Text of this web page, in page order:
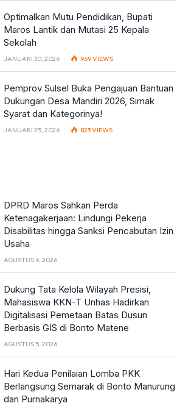
Optimalkan Mutu Pendidikan, Bupati
Maros Lantik dan Mutasi 25 Kepala
Sekolah
JANUARI 30, 2026 969VIEWS
Pemprov Sulsel Buka Pengajuan Bantuan
Dukungan Desa Mandiri 2026, Simak
Syarat dan Kategorinya!
JANUARI 25, 2026 823VIEWS
DPRD Maros Sahkan Perda
Ketenagakerjaan: Lindungi Pekerja
Disabilitas hingga Sanksi Pencabutan Izin
Usaha
AGUSTUS 6, 2026
Dukung Tata Kelola Wilayah Presisi,
Mahasiswa KKN-T Unhas Hadirkan
Digitalisasi Pemetaan Batas Dusun
Berbasis GIS di Bonto Matene
AGUSTUS 5, 2026
Hari Kedua Penilaian Lomba PKK
Berlangsung Semarak di Bonto Manurung
dan Purnakarya